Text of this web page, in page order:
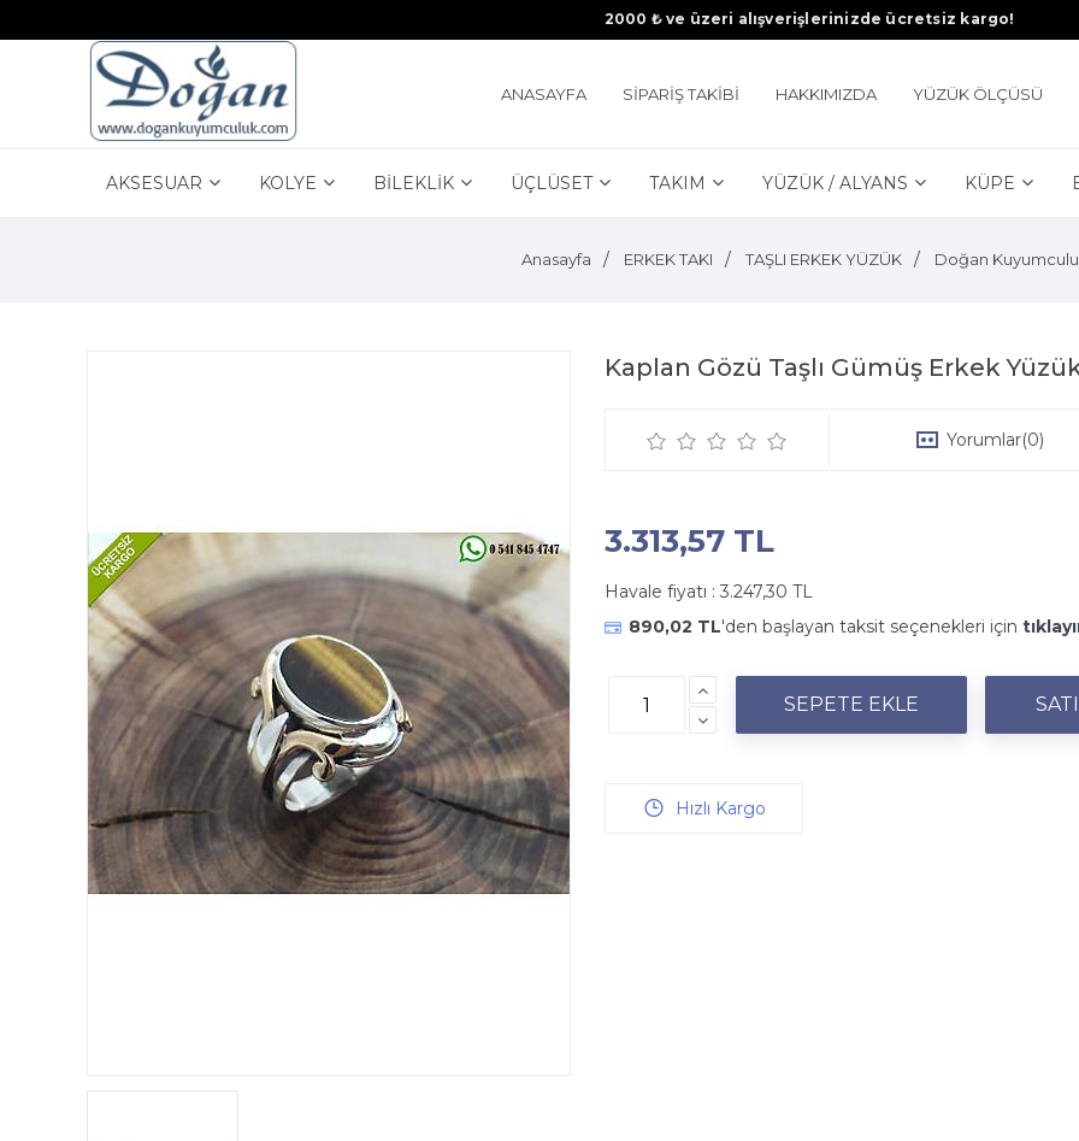
2000 ₺ ve üzeri alışverişlerinizde ücretsiz kargo!
ANASAYFA SİPARİŞ TAKİBİ HAKKIMIZDA YÜZÜK ÖLÇÜSÜ
AKSESUAR KOLYE BİLEKLİK ÜÇLÜSET TAKIM YÜZÜK / ALYANS KÜPE
Anasayfa ERKEK TAKI TAŞLI ERKEK YÜZÜK Doğan
Kaplan Gözü Taşlı Gümüş Erkek
Yorumlar(0)
3.313,57 TL
Havale fiyatı : 3.247,30 TL
890,02 TL'den başlayan taksit seçenekleri için